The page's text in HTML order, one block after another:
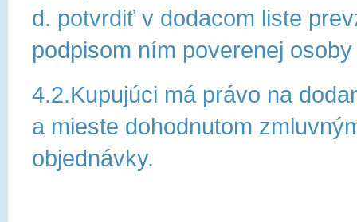
d. potvrdiť v dodacom liste
podpisom ním poverenej
4.2.Kupujúci má právo na
a mieste dohodnutom
objednávky.